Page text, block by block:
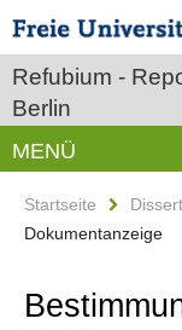
Refubium -
Berlin
MENÜ
Startseite
Dokumentanzeige